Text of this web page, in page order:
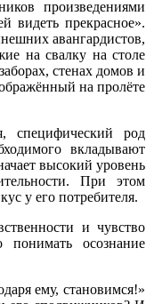
произведениями
видеть прекрасное».
авангардистов,
на свалку на столе
стенах домов и
на пролёте
специфический род
вкладывают
высокий уровень
При этом
у его потребителя.
и чувство
понимать осознание
ему, становимся!»